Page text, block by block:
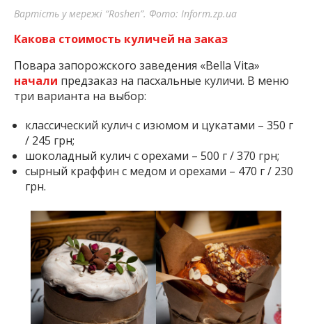
Вартість у мережі “Roshen”. Фото: Inform.zp.ua
Какова стоимость куличей на заказ
Повара запорожского заведения «Bella Vita»
начали предзаказ на пасхальные куличи. В меню
три варианта на выбор:
классический кулич с изюмом и цукатами – 350 г
/ 245 грн;
шоколадный кулич с орехами – 500 г / 370 грн;
сырный краффин с медом и орехами – 470 г / 230
грн.